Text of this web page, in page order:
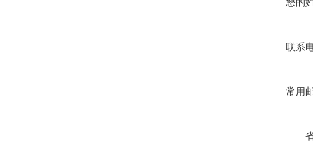
联系
常用